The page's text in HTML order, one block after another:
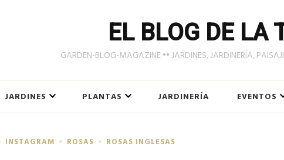
EL BLOG DE LA
GARDEN-BLOG-MAGAZINE •• JARDINES, JARDINERÍA,
JARDINES PLANTAS JARDINERÍA EVENTOS
INSTAGRAM ROSAS ROSAS INGLESAS